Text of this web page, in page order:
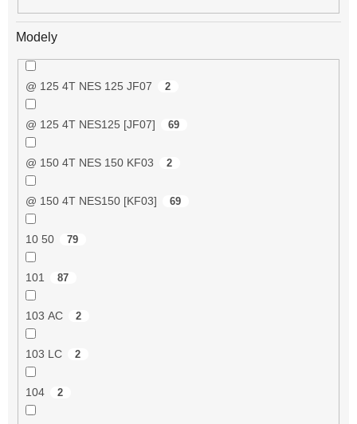
Modely
@ 125 4T NES 125 JF07 2
@ 125 4T NES125 [JF07] 69
@ 150 4T NES 150 KF03 2
@ 150 4T NES150 [KF03] 69
10 50 79
101 87
103 AC 2
103 LC 2
104 2